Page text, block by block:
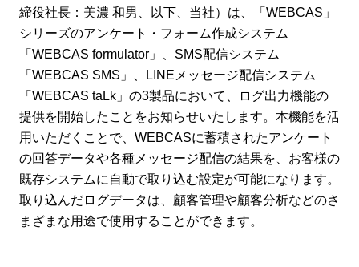
締役社長：美濃 和男、以下、当社）は、「WEBCAS」
シリーズのアンケート・フォーム作成システム
「WEBCAS formulator」、SMS配信システム
「WEBCAS SMS」、LINEメッセージ配信システム
「WEBCAS taLk」の3製品において、ログ出力機能の
提供を開始したことをお知らせいたします。本機能を活
用いただくことで、WEBCASに蓄積されたアンケート
の回答データや各種メッセージ配信の結果を、お客様の
既存システムに自動で取り込む設定が可能になります。
取り込んだログデータは、顧客管理や顧客分析などのさ
まざまな用途で使用することができます。